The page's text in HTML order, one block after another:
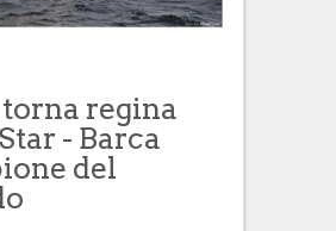
regina
- Barca
del